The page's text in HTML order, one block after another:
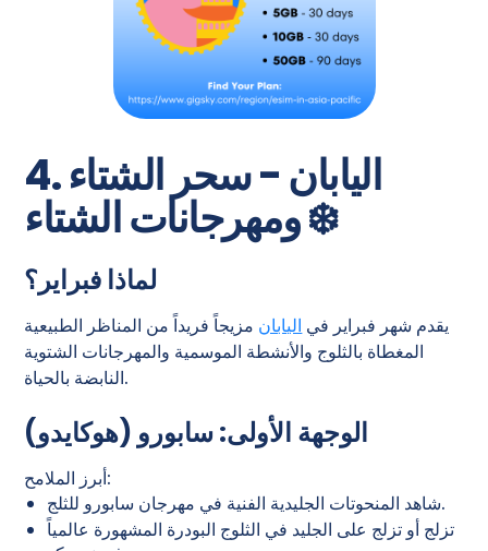
4. اليابان - سحر الشتاء
ومهرجانات الشتاء ❄️
يقدم شهر فبراير في اليابان مزيجاً فريداً من المناظر الطبيعية
المغطاة بالثلوج والأنشطة الموسمية والمهرجانات الشتوية
النابضة بالحياة.
أبرز الملامح:
شاهد المنحوتات الجليدية الفنية في مهرجان سابورو للثلج.
تزلج أو تزلج على الجليد في الثلوج البودرة المشهورة عالمياً